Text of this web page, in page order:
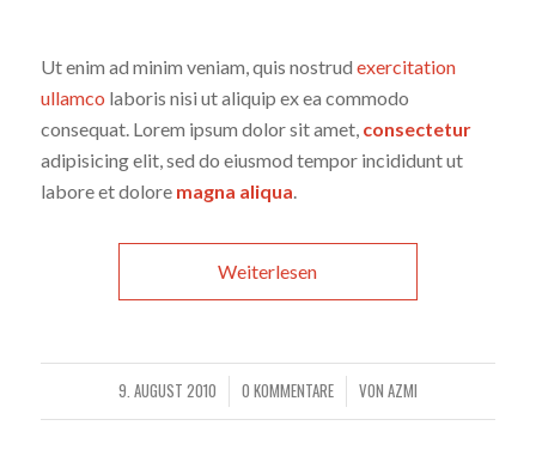
Ut enim ad minim veniam, quis nostrud exercitation
ullamco laboris nisi ut aliquip ex ea commodo
consequat. Lorem ipsum dolor sit amet, consectetur
adipisicing elit, sed do eiusmod tempor incididunt ut
labore et dolore magna aliqua.
Weiterlesen
9. AUGUST 2010
/ 0 KOMMENTARE
/ VON AZMI